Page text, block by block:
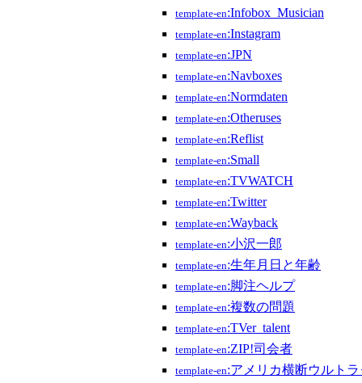
template-en:Infobox_Musician
template-en:Instagram
template-en:JPN
template-en:Navboxes
template-en:Normdaten
template-en:Otheruses
template-en:Reflist
template-en:Small
template-en:TVWATCH
template-en:Twitter
template-en:Wayback
template-en:小沢一郎
template-en:生年月日と年齢
template-en:脚注ヘルプ
template-en:複数の問題
template-en:TVer_talent
template-en:ZIP!司会者
template-en:アメリカ横断ウルト